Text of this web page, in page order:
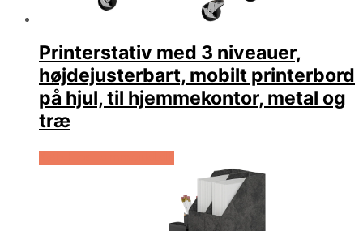
Printerstativ med 3 niveauer,
højdejusterbart, mobilt printerbord
på hjul, til hjemmekontor, metal og
træ